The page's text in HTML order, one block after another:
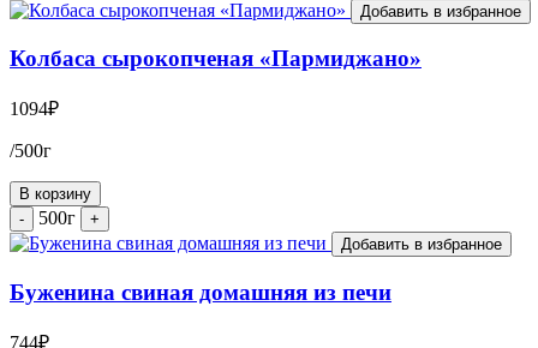
Добавить в избранное
Колбаса сырокопченая «Пармиджано»
1094₽
/500г
В корзину
-
500г
+
Добавить в избранное
Буженина свиная домашняя из печи
744₽